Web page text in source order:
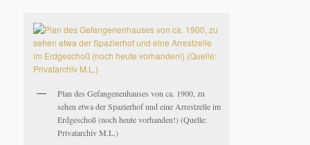
Plan des Gefangenenhauses von ca. 1900, zu
sehen etwa der Spazierhof und eine Arrestzelle im
Erdgeschoß (noch heute vorhanden!) (Quelle:
Privatarchiv M.L.)